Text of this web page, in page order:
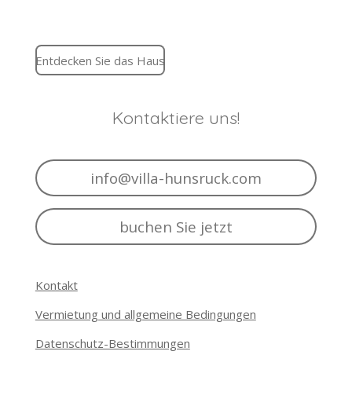
Entdecken Sie das Haus
Kontaktiere uns!
info@villa-hunsruck.com
buchen Sie jetzt
Kontakt
Vermietung und allgemeine Bedingungen
Datenschutz-Bestimmungen